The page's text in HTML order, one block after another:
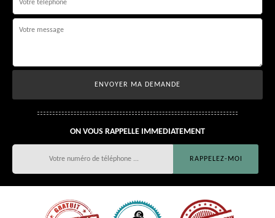
ON VOUS RAPPELLE IMMEDIATEMENT